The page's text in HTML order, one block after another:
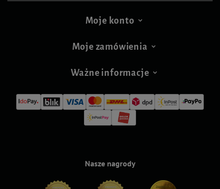
Moje konto
Moje zamówienia
Ważne informacje
Nasze nagrody